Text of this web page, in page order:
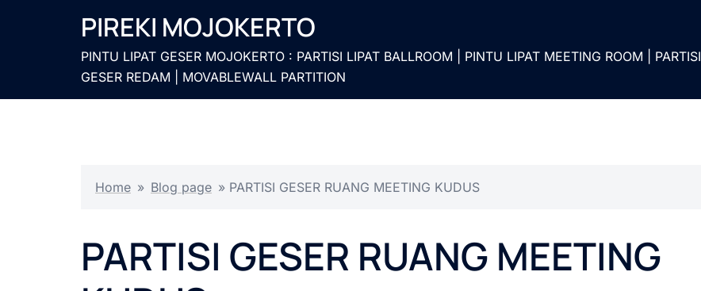
PIREKI MOJOKERTO
PINTU LIPAT GESER MOJOKERTO : PARTISI LIPAT BALLROOM | PINTU LIPAT MEETING ROOM | PARTISI
GESER REDAM | MOVABLEWALL PARTITION
Home » Blog page » PARTISI GESER RUANG MEETING KUDUS
PARTISI GESER RUANG MEETING